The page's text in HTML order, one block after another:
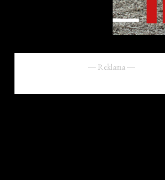
― Reklama ―